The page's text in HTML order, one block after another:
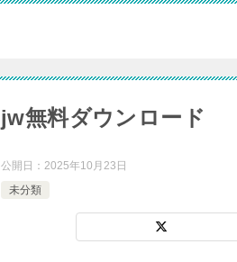
jw無料ダウンロード
公開日： 2025年10月23日
未分類